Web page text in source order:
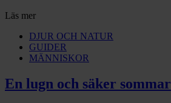
Läs mer
DJUR OCH NATUR
GUIDER
MÄNNISKOR
En lugn och säker sommar